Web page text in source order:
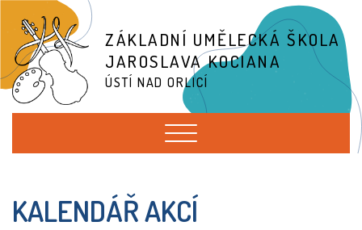
ZÁKLADNÍ UMĚLECKÁ ŠKOLA
JAROSLAVA KOCIANA
ÚSTÍ NAD ORLICÍ
KALENDÁŘ AKCÍ